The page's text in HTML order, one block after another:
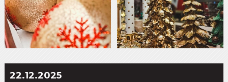
22.12.2025